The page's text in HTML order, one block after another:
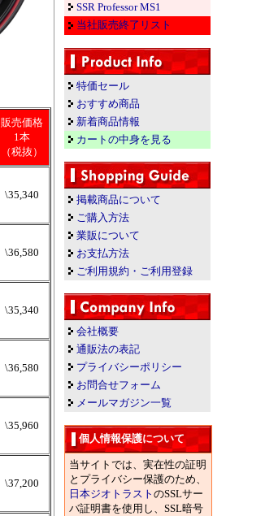
販売価格
1本
（税抜）
\35,340
\36,580
\35,340
\36,580
\35,960
\37,200
SSR Professor MS1
当社販売終了リスト
特価セール
おすすめ商品
新着商品情報
カートの中身を見る
掲載商品について
ご購入方法
業販について
お支払方法
ご利用規約・ご利用登録
会社概要
通販法の表記
プライバシーポリシー
お問合せフォーム
メールマガジン一覧
個人情報保護について
当サイトでは、実在性の証明
とプライバシー保護のため、
日本ジオトラスト のSSLサー
バ証明書を使用し、SSL暗号